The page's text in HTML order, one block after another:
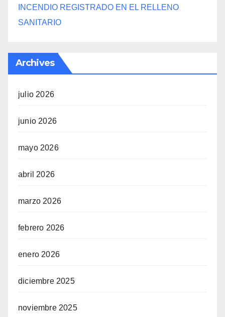
INCENDIO REGISTRADO EN EL RELLENO
SANITARIO
Archives
julio 2026
junio 2026
mayo 2026
abril 2026
marzo 2026
febrero 2026
enero 2026
diciembre 2025
noviembre 2025